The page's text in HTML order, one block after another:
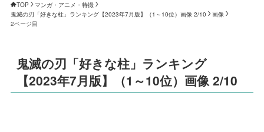
TOP
マンガ・アニメ・特撮
鬼滅の刃「好きな柱」ランキング【2023年7月版】（1～10位）画像 2/10
画像
2ページ目
鬼滅の刃「好きな柱」ランキング
【2023年7月版】（1～10位）画像 2/10